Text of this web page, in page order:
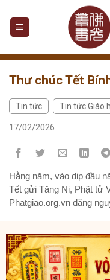
content
Thư chúc Tết
Tin tức Tin tức Giáo
17/02/2026
Hằng năm, vào dịp đầu
Tết gửi Tăng Ni, Phật tử
Phatgiao.org.vn đăng